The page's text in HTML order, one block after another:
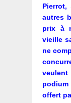
autres
prix à
vieille
ne
offert